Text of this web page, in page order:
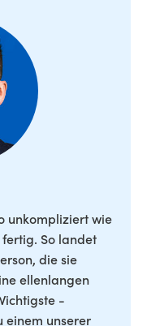
unkompliziert wie
So landet
die sie
ellenlangen
-
einem unserer